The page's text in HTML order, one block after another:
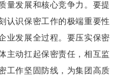
量发展和核心竞争力。要提
认识保密工作的极端重要性
业发展全过程。要压实保密
主动扛起保密责任，相互监
工作坚固防线，为集团高质